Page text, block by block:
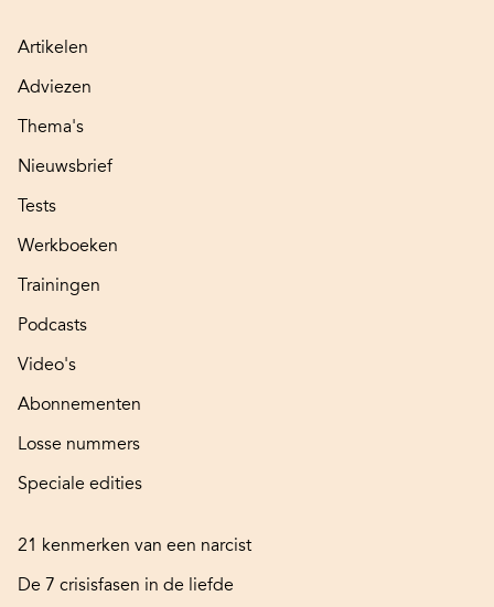
Artikelen
Adviezen
Thema's
Nieuwsbrief
Tests
Werkboeken
Trainingen
Podcasts
Video's
Abonnementen
Losse nummers
Speciale edities
21 kenmerken van een narcist
De 7 crisisfasen in de liefde